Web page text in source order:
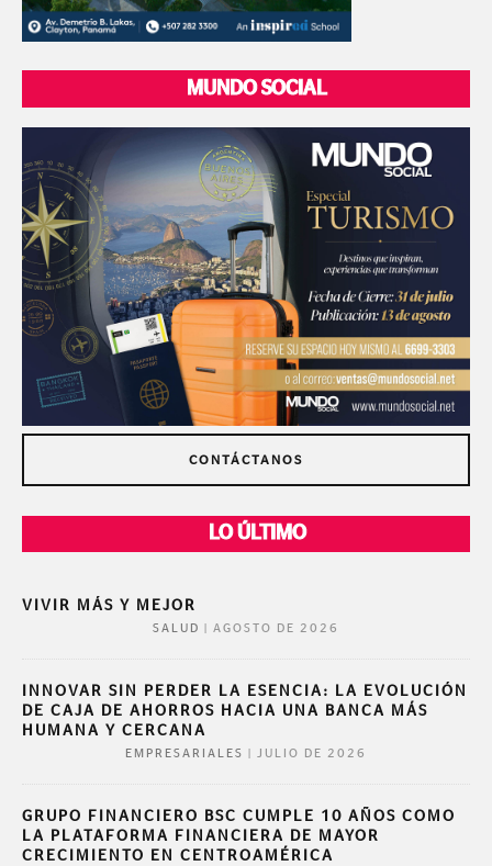
MUNDO SOCIAL
CONTÁCTANOS
LO ÚLTIMO
VIVIR MÁS Y MEJOR
SALUD AGOSTO DE 2026
INNOVAR SIN PERDER LA ESENCIA: LA EVOLUCIÓN
DE CAJA DE AHORROS HACIA UNA BANCA MÁS
HUMANA Y CERCANA
EMPRESARIALES JULIO DE 2026
GRUPO FINANCIERO BSC CUMPLE 10 AÑOS COMO
LA PLATAFORMA FINANCIERA DE MAYOR
CRECIMIENTO EN CENTROAMÉRICA